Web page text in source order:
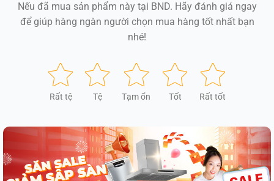
Nếu đã mua sản phẩm này tại BND. Hãy đánh giá ngay
để giúp hàng ngàn người chọn mua hàng tốt nhất bạn
nhé!
Rất tệ Tệ Tạm ổn Tốt Rất tốt